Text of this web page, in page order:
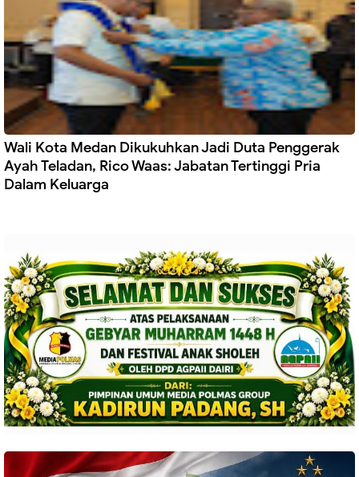
Wali Kota Medan Dikukuhkan Jadi Duta Penggerak
Ayah Teladan, Rico Waas: Jabatan Tertinggi Pria
Dalam Keluarga